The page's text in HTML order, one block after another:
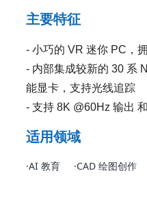
主要特征
-小巧的 VR 迷你 PC，
- 内部集成较新的 30 系
能显卡，支持光线追踪
- 支持 8K @60Hz 输出
适用领域
·AI 教育 ·CAD 绘图创作